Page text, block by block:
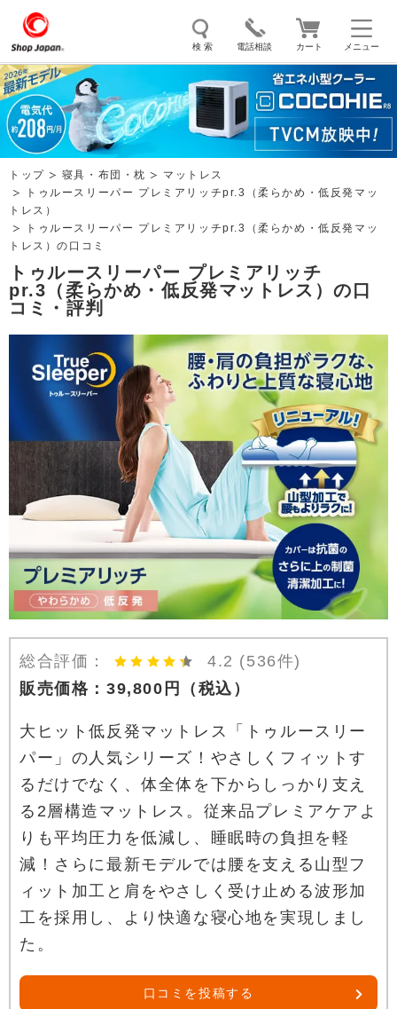
メニュー
検 索 電話相談 カート
トゥルースリーパー ソイリッチ ここひえ 枕
掃除機 クッキングプロ マイキュット
エアコン オーラルスマイル
トップ 寝具・布団・枕
マットレス
トゥルースリーパー プレミアリッチpr.3（柔らかめ・低反発マッ
トレス）
トゥルースリーパー プレミアリッチpr.3（柔らかめ・低反発マッ
トレス）の口コミ
トゥルースリーパー プレミアリッチ
pr.3（柔らかめ・低反発マットレス）の口
コミ・評判
総合評価： 4.2 (536件)
販売価格： 39,800 円 （税込）
大ヒット低反発マットレス「トゥルースリー
パー」の人気シリーズ！やさしくフィットす
るだけでなく、体全体を下からしっかり支え
る2層構造マットレス。従来品プレミアケアよ
りも平均圧力を低減し、睡眠時の負担を軽
減！さらに最新モデルでは腰を支える山型フ
ィット加工と肩をやさしく受け止める波形加
工を採用し、より快適な寝心地を実現しまし
た。
口コミを投稿する